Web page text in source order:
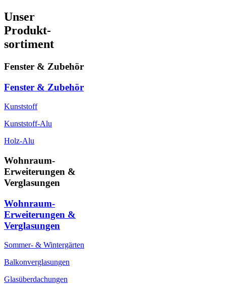
Unser
Produkt-
sortiment
Fenster & Zubehör
Fenster & Zubehör
Kunststoff
Kunststoff-Alu
Holz-Alu
Wohnraum-
Erweiterungen &
Verglasungen
Wohnraum-
Erweiterungen &
Verglasungen
Sommer- & Wintergärten
Balkonverglasungen
Glasüberdachungen